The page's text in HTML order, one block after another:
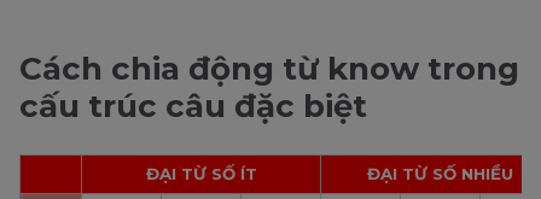
Cách chia động từ know trong
cấu trúc câu đặc biệt
ĐẠI TỪ SỐ ÍT ĐẠI TỪ SỐ NHIỀU